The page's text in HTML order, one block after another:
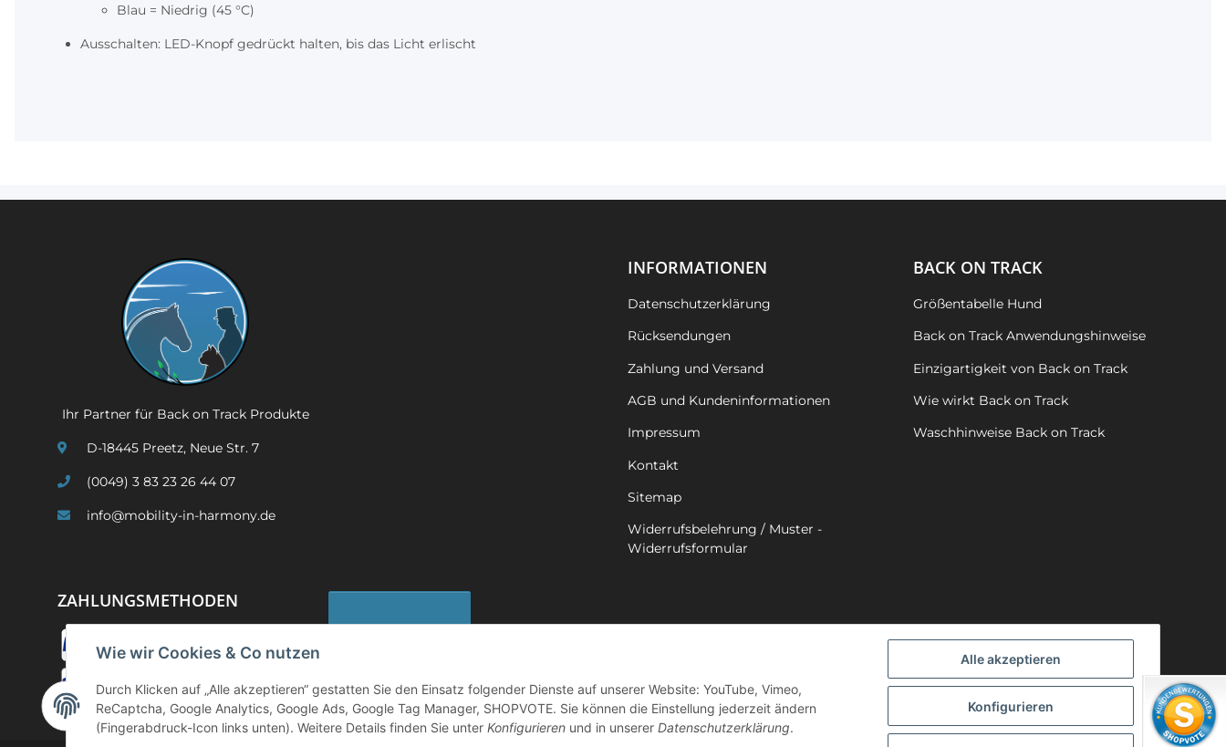
Alle akzeptieren
Konfigurieren
Wie wir Cookies & Co nutzen
Durch Klicken auf „Alle akzeptieren“ gestatten Sie den Einsatz folgender Dienste auf unserer Website: YouTube, Vimeo,
ReCaptcha, Google Analytics, Google Ads, Google Tag Manager, SHOPVOTE. Sie können die Einstellung jederzeit ändern
(Fingerabdruck-Icon links unten). Weitere Details finden Sie unter Konfigurieren und in unserer Datenschutzerklärung.
Blau = Niedrig (45 °C)
Ausschalten: LED-Knopf gedrückt halten, bis das Licht erlischt
Ihr Partner für Back on Track Produkte
D-18445 Preetz, Neue Str. 7
(0049) 3 83 23 26 44 07
info@mobility-in-harmony.de
INFORMATIONEN
Datenschutzerklärung
Rücksendungen
Zahlung und Versand
AGB und Kundeninformationen
Impressum
Kontakt
Sitemap
Widerrufsbelehrung / Muster -
Widerrufsformular
BACK ON TRACK
Größentabelle Hund
Back on Track Anwendungshinweise
Einzigartigkeit von Back on Track
Wie wirkt Back on Track
Waschhinweise Back on Track
ZAHLUNGSMETHODEN